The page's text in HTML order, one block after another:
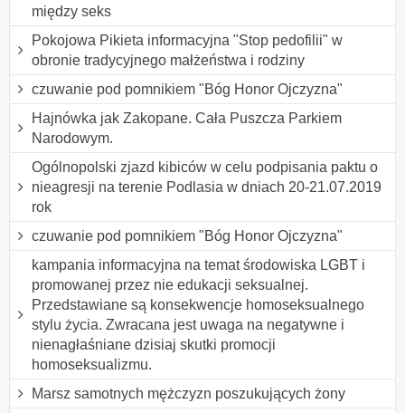
między seks
Pokojowa Pikieta informacyjna "Stop pedofilii" w
obronie tradycyjnego małżeństwa i rodziny
czuwanie pod pomnikiem "Bóg Honor Ojczyzna"
Hajnówka jak Zakopane. Cała Puszcza Parkiem
Narodowym.
Ogólnopolski zjazd kibiców w celu podpisania paktu o
nieagresji na terenie Podlasia w dniach 20-21.07.2019
rok
czuwanie pod pomnikiem "Bóg Honor Ojczyzna"
kampania informacyjna na temat środowiska LGBT i
promowanej przez nie edukacji seksualnej.
Przedstawiane są konsekwencje homoseksualnego
stylu życia. Zwracana jest uwaga na negatywne i
nienagłaśniane dzisiaj skutki promocji
homoseksualizmu.
Marsz samotnych mężczyzn poszukujących żony